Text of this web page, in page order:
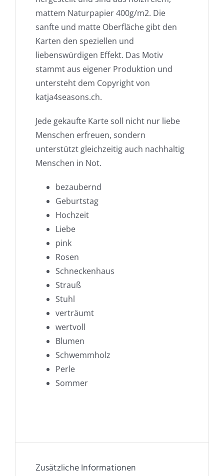
mattem Naturpapier 400g/m2. Die
sanfte und matte Oberfläche gibt den
Karten den speziellen und
liebenswürdigen Effekt. Das Motiv
stammt aus eigener Produktion und
untersteht dem Copyright von
katja4seasons.ch.
Jede gekaufte Karte soll nicht nur liebe
Menschen erfreuen, sondern
unterstützt gleichzeitig auch nachhaltig
Menschen in Not.
bezaubernd
Geburtstag
Hochzeit
Liebe
pink
Rosen
Schneckenhaus
Strauß
Stuhl
verträumt
wertvoll
Blumen
Schwemmholz
Perle
Sommer
Zusätzliche Informationen